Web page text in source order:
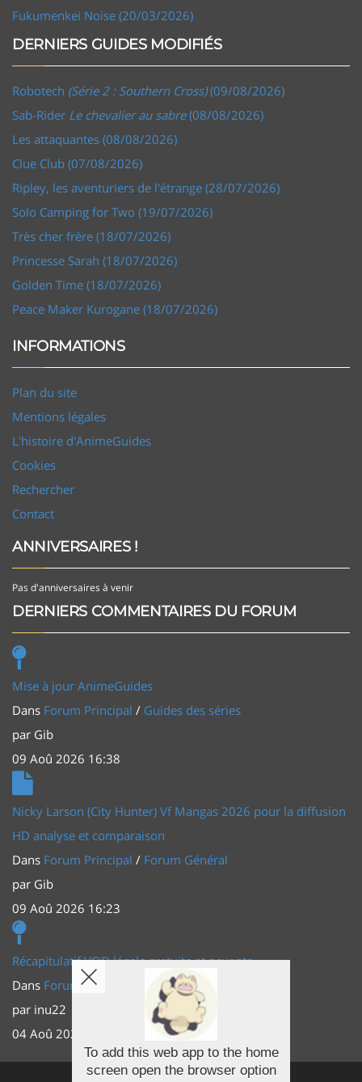
Fukumenkei Noise (20/03/2026)
DERNIERS GUIDES MODIFIÉS
Robotech (Série 2 : Southern Cross)(09/08/2026)
Sab-Rider Le chevalier au sabre(08/08/2026)
Les attaquantes (08/08/2026)
Clue Club (07/08/2026)
Ripley, les aventuriers de l'étrange (28/07/2026)
Solo Camping for Two (19/07/2026)
Très cher frère (18/07/2026)
Princesse Sarah (18/07/2026)
Golden Time (18/07/2026)
Peace Maker Kurogane (18/07/2026)
INFORMATIONS
Plan du site
Mentions légales
L'histoire d'AnimeGuides
Cookies
Rechercher
Contact
ANNIVERSAIRES !
Pas d'anniversaires à venir
DERNIERS COMMENTAIRES DU FORUM
Mise à jour AnimeGuides
Dans Forum Principal / Guides des séries
par Gib
09 Aoû 2026 16:38
Nicky Larson (City Hunter) Vf Mangas 2026 pour la diffusion
HD analyse et comparaison
Dans Forum Principal / Forum Général
par Gib
09 Aoû 2026 16:23
Récapitulatif VOD légale gratuite et payante
Dans Forum Principal
Actus (TV, vidéo, web)
par inu22
04 Aoû 2026 20:30
To add this web app to the home
screen open the browser option